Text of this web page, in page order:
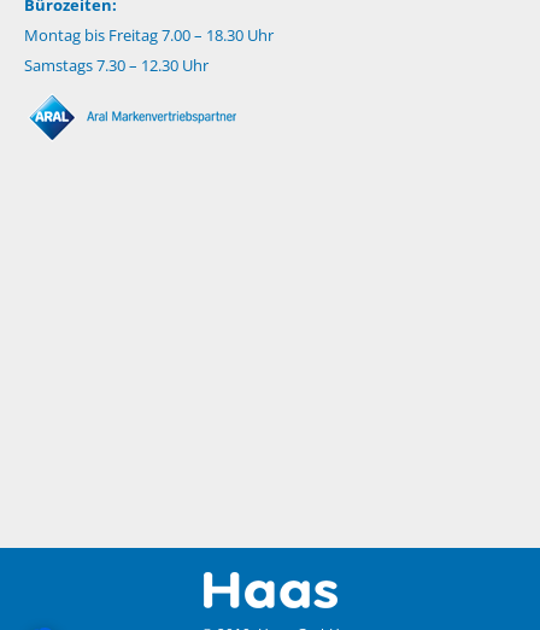
Bürozeiten:
Montag bis Freitag 7.00 – 18.30 Uhr
Samstags 7.30 – 12.30 Uhr